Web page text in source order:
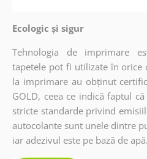
Ecologic și sigur
Tehnologia de imprimare
tapetele pot fi utilizate în orice
la imprimare au obținut
GOLD, ceea ce indică faptul
stricte standarde privind
autocolante sunt unele dintre
iar adezivul este pe bază de apă.